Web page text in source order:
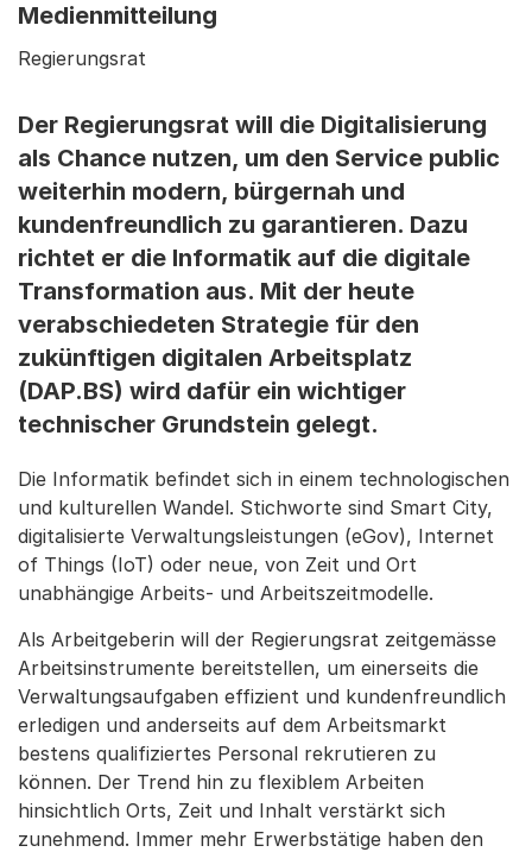
Medienmitteilung
Regierungsrat
Der Regierungsrat will die Digitalisierung
als Chance nutzen, um den Service public
weiterhin modern, bürgernah und
kundenfreundlich zu garantieren. Dazu
richtet er die Informatik auf die digitale
Transformation aus. Mit der heute
verabschiedeten Strategie für den
zukünftigen digitalen Arbeitsplatz
(DAP.BS) wird dafür ein wichtiger
technischer Grundstein gelegt.
Die Informatik befindet sich in einem technologischen
und kulturellen Wandel. Stichworte sind Smart City,
digitalisierte Verwaltungsleistungen (eGov), Internet
of Things (IoT) oder neue, von Zeit und Ort
unabhängige Arbeits- und Arbeitszeitmodelle.
Als Arbeitgeberin will der Regierungsrat zeitgemässe
Arbeitsinstrumente bereitstellen, um einerseits die
Verwaltungsaufgaben effizient und kundenfreundlich
erledigen und anderseits auf dem Arbeitsmarkt
bestens qualifiziertes Personal rekrutieren zu
können. Der Trend hin zu flexiblem Arbeiten
hinsichtlich Orts, Zeit und Inhalt verstärkt sich
zunehmend. Immer mehr Erwerbstätige haben den